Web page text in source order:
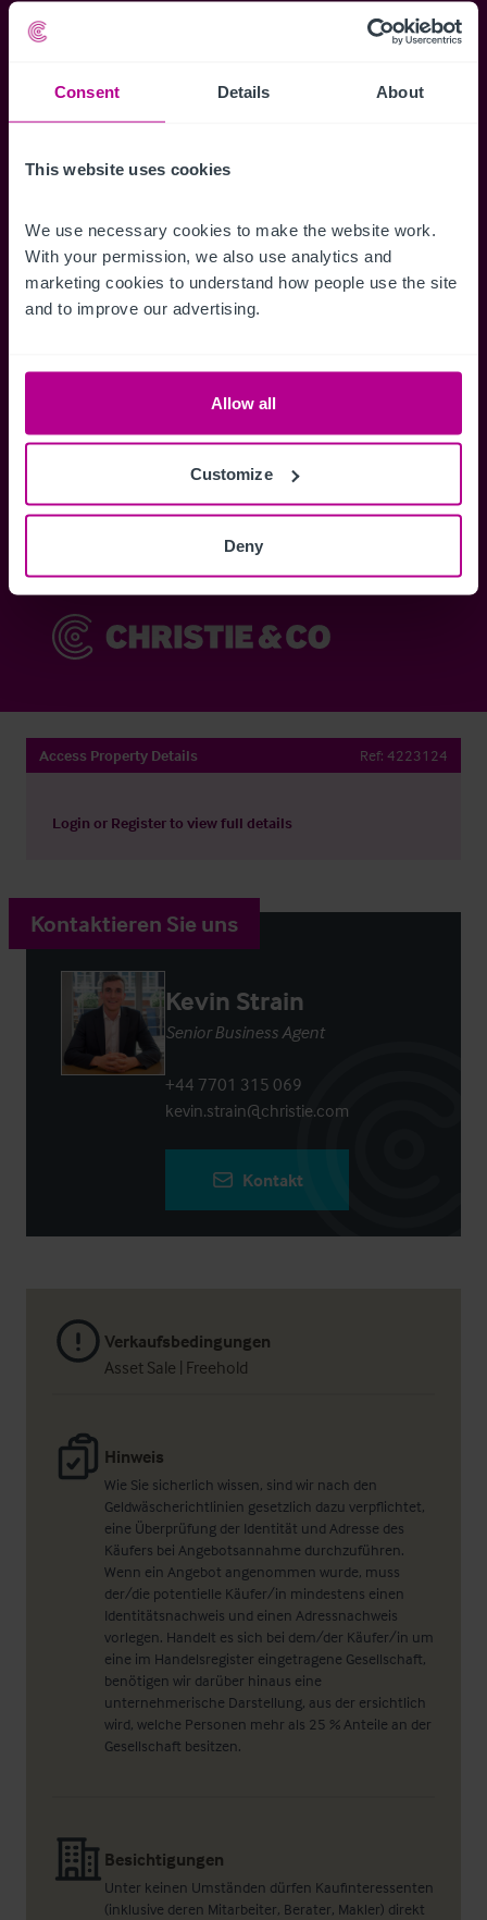
Consent Details About
This website uses cookies
We use necessary cookies to make the website work.
With your permission, we also use analytics and
marketing cookies to understand how people use the site
and to improve our advertising.
Allow all
Customize
Deny
Zugriff auf alle
Informationen
Erhalten Sie Zugriff auf alle
Speichern
Anmelden
Sie haben bereits ein Konto?
Access Property Details Ref: 4223124
Login or Registerto view full details
Verkaufsbedingungen
Asset Sale | Freehold
Hinweis
Wie Sie sicherlich wissen, sind wir nach den
Geldwäscherichtlinien gesetzlich dazu verpflichtet,
eine Überprüfung der Identität und Adresse des
Käufers bei Angebotsannahme durchzuführen.
Wenn ein Angebot angenommen wurde, muss
der/die potentielle Käufer/in mindestens einen
Identitätsnachweis und einen Adressnachweis
vorlegen. Handelt es sich bei dem/der Käufer/in um
eine im Handelsregister eingetragene Gesellschaft,
benötigen wir darüber hinaus eine
unternehmerische Darstellung, aus der ersichtlich
wird, welche Personen mehr als 25 % Anteile an der
Gesellschaft besitzen.
Besichtigungen
Unter keinen Umständen dürfen Kaufinteressenten
(inklusive deren Mitarbeiter, Berater, Makler) direkt
Kontaktieren Sie uns
Kevin Strain
Senior Business Agent
+44 7701 315 069
kevin.strain@christie.com
Kontakt